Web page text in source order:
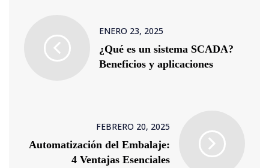
ENERO 23, 2025
¿Qué es un sistema SCADA?
Beneficios y aplicaciones
FEBRERO 20, 2025
Automatización del Embalaje:
4 Ventajas Esenciales